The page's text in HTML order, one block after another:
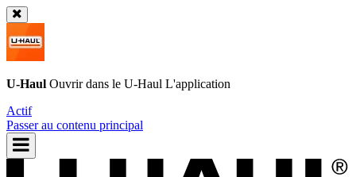
U-Haul Ouvrir dans le U-Haul L'application
Actif
Passer au contenu principal